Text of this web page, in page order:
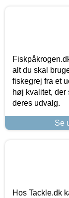
alt du skal
fiskegrej fra et
høj kvalitet, der
deres udvalg.
Se
Hos Tackle.dk